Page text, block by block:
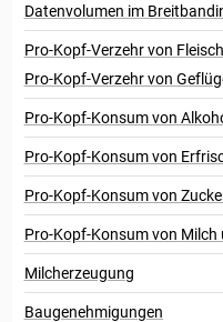
Datenvolumen im
Pro-Kopf-Verzehr von Fleisch
Pro-Kopf-Verzehr von
Pro-Kopf-Konsum von
Pro-Kopf-Konsum von
Pro-Kopf-Konsum von
Pro-Kopf-Konsum von
Milcherzeugung
Baugenehmigungen